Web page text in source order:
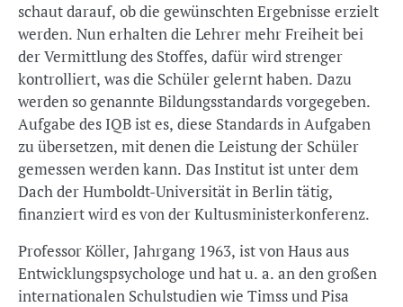
schaut darauf, ob die gewünschten Ergebnisse erzielt
werden. Nun erhalten die Lehrer mehr Freiheit bei
der Vermittlung des Stoffes, dafür wird strenger
kontrolliert, was die Schüler gelernt haben. Dazu
werden so genannte Bildungsstandards vorgegeben.
Aufgabe des IQB ist es, diese Standards in Aufgaben
zu übersetzen, mit denen die Leistung der Schüler
gemessen werden kann. Das Institut ist unter dem
Dach der Humboldt-Universität in Berlin tätig,
finanziert wird es von der Kultusministerkonferenz.
Professor Köller, Jahrgang 1963, ist von Haus aus
Entwicklungspsychologe und hat u. a. an den großen
internationalen Schulstudien wie Timss und Pisa